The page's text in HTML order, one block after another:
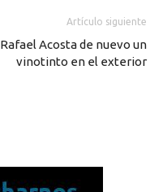
Artículo siguiente
Rafael Acosta de nuevo un
vinotinto en el exterior